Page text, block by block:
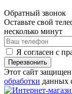
Обратный звонок
Оставьте свой
несколько минут
Я согласен с
Перезвонить
Этот сайт защищен
обработки данных